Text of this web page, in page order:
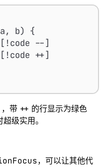
b) {
--]
++]
带 ++ 的行显示为绿色
级实用。
，可以让其他代